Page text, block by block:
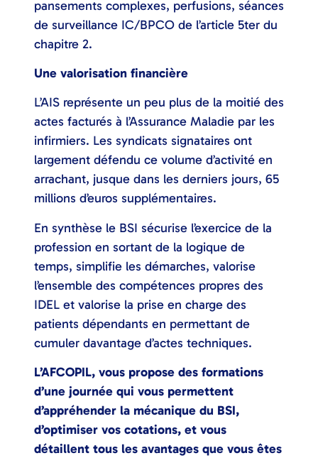
pansements complexes, perfusions, séances
de surveillance IC/BPCO de l’article 5ter du
chapitre 2.
Une valorisation financière
L’AIS représente un peu plus de la moitié des
actes facturés à l’Assurance Maladie par les
infirmiers. Les syndicats signataires ont
largement défendu ce volume d’activité en
arrachant, jusque dans les derniers jours, 65
millions d’euros supplémentaires.
En synthèse le BSI sécurise l’exercice de la
profession en sortant de la logique de
temps, simplifie les démarches, valorise
l’ensemble des compétences propres des
IDEL et valorise la prise en charge des
patients dépendants en permettant de
cumuler davantage d’actes techniques.
L’AFCOPIL, vous propose des formations
d’une journée qui vous permettent
d’appréhender la mécanique du BSI,
d’optimiser vos cotations, et vous
détaillent tous les avantages que vous êtes